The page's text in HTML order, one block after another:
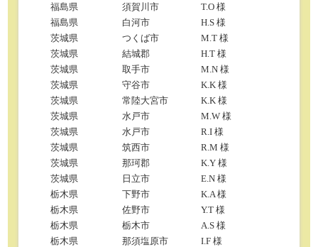
福島県
須賀川市
T.O 様
福島県
白河市
H.S 様
茨城県
つくば市
M.T 様
茨城県
結城郡
H.T 様
茨城県
取手市
M.N 様
茨城県
守谷市
K.K 様
茨城県
常陸大宮市
K.K 様
茨城県
水戸市
M.W 様
茨城県
水戸市
R.I 様
茨城県
筑西市
R.M 様
茨城県
那珂郡
K.Y 様
茨城県
日立市
E.N 様
栃木県
下野市
K.A 様
栃木県
佐野市
Y.T 様
栃木県
栃木市
A.S 様
栃木県
那須塩原市
I.F 様